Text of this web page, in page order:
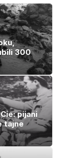
300
pijani
tajne